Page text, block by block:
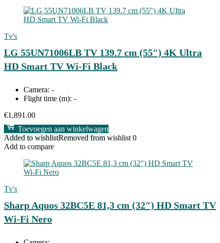
Tv's
LG 55UN71006LB TV 139.7 cm (55″) 4K Ultra
HD Smart TV Wi-Fi Black
Camera: -
Flight time (m): -
€1,891.00
Toevoegen aan winkelwagen
Added to wishlistRemoved from wishlist 0
Add to compare
Tv's
Sharp Aquos 32BC5E 81,3 cm (32″) HD Smart TV
Wi-Fi Nero